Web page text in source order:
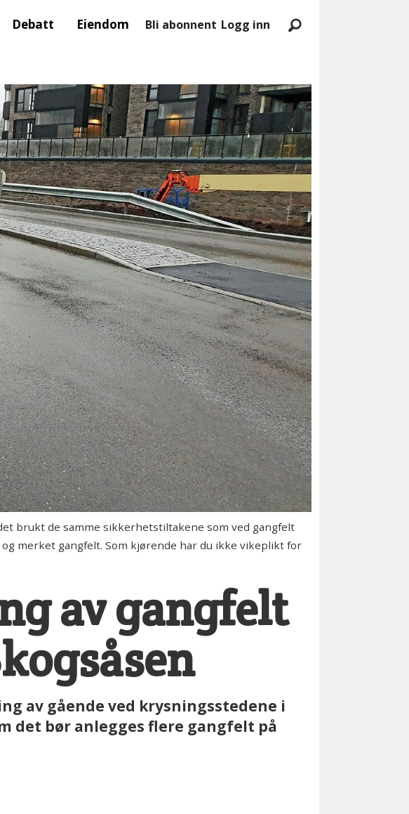
Debatt Eiendom Bli abonnent Logg inn
brukt de samme sikkerhetstiltakene som ved gangfelt
merket gangfelt. Som kjørende har du ikke vikeplikt for
av gangfelt
av gående ved krysningsstedene i
det bør anlegges flere gangfelt på